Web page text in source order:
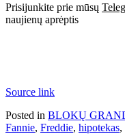
Prisijunkite prie mūsų
naujienų aprėptis
Source link
Posted in BLOKŲ
Fannie, Freddie, hipotekas,